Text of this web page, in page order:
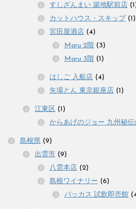
すしざんまい 築地駅前店
カットハウス・スキップ (1)
宮田屋酒店 (4)
Maru 2階 (3)
Maru 3階 (1)
はしご 入船店 (4)
矢場とん 東京銀座店 (1)
江東区 (1)
からあげのジョー 九州秘
島根県 (9)
出雲市 (9)
八雲本店 (2)
島根ワイナリー (6)
バッカス 試飲即売館